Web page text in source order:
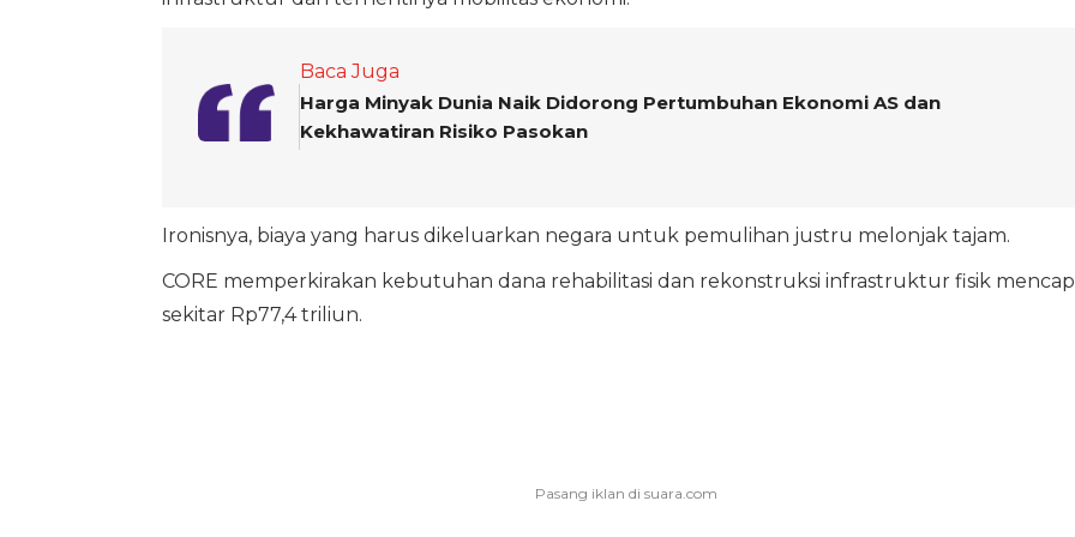
Baca Juga
Harga Minyak Dunia Naik Didorong Pertumbuhan Ekonomi AS dan
Kekhawatiran Risiko Pasokan
Ironisnya, biaya yang harus dikeluarkan negara untuk pemulihan justru melonjak tajam.
CORE memperkirakan kebutuhan dana rehabilitasi dan rekonstruksi infrastruktur fisik
sekitar Rp77,4 triliun.